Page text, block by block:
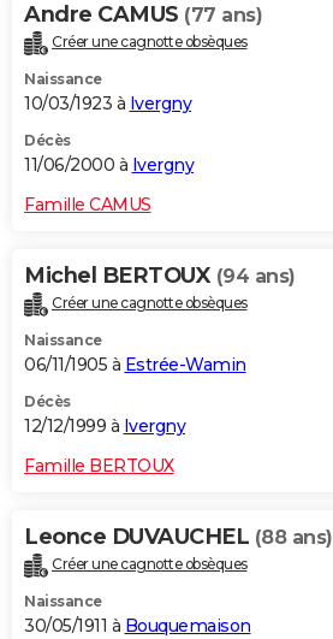
Andre CAMUS (77 ans)
Créer une cagnotte obsèques
Naissance
10/03/1923 à Ivergny
Décès
11/06/2000 à Ivergny
Famille CAMUS
Michel BERTOUX (94 ans)
Créer une cagnotte obsèques
Naissance
06/11/1905 à Estrée-Wamin
Décès
12/12/1999 à Ivergny
Famille BERTOUX
Leonce DUVAUCHEL (88 ans)
Créer une cagnotte obsèques
Naissance
30/05/1911 à Bouquemaison